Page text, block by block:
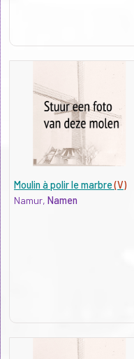
Moulin à polir le marbre(V)
Namur, Namen